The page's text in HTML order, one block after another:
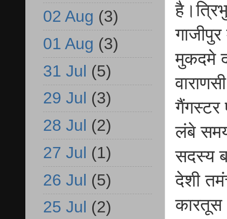
मुकदमे
गैंगस्टर
लंबे
सदस्य
देशी
कारतूस
02 Aug (3)
01 Aug (3)
31 Jul (5)
29 Jul (3)
28 Jul (2)
27 Jul (1)
26 Jul (5)
25 Jul (2)